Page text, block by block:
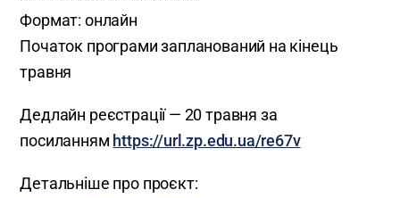
Формат: онлайн
Початок програми запланований на кінець
травня
Дедлайн реєстрації — 20 травня за
посиланням https://url.zp.edu.ua/re67v
Детальніше про проєкт: